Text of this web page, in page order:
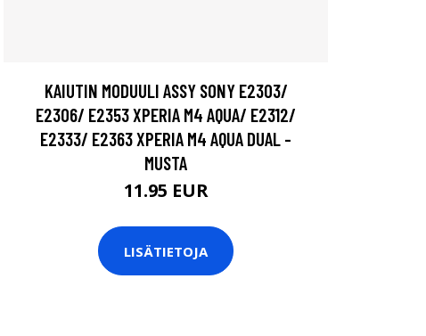
KAIUTIN MODUULI ASSY SONY E2303/
E2306/ E2353 XPERIA M4 AQUA/ E2312/
E2333/ E2363 XPERIA M4 AQUA DUAL -
MUSTA
11.95 EUR
LISÄTIETOJA